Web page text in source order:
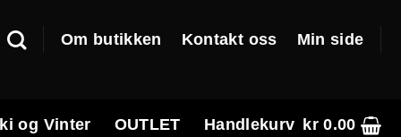
Om butikken Kontakt oss Min side
og Vinter OUTLET Handlekurv kr0.00